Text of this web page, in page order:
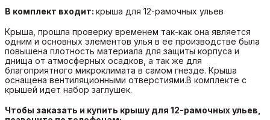
В комплект входит: крыша для 12-рамочных ульев
Крыша, прошла проверку временем так-как она является
одним и основных элементов улья в ее производстве была
повышена плотность материала для защиты корпуса и
днища от атмосферных осадков, а так же для
благоприятного микроклимата в самом гнезде. Крыша
оснащена вентиляционными отверстиями.В комплекте с
крышей идет набор заглушек.
Чтобы заказать и купить крышу для 12-рамочных ульев